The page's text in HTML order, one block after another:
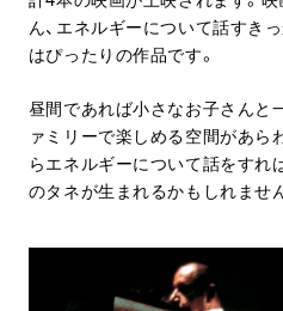
ん、エネルギーについて話すき
はぴったりの作品です。
昼間であれば小さなお子さんと
ァミリーで楽しめる空間があら
らエネルギーについて話をすれ
のタネが生まれるかもしれません